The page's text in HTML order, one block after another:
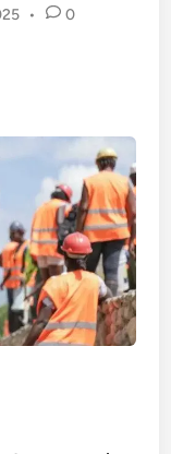
• 0